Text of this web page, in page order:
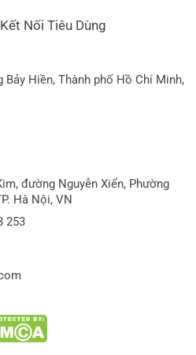
Nối Tiêu Dùng
Bảy Hiền, Thành phố Hồ Chí Minh,
đường Nguyễn Xiển, Phường
Hà Nội, VN
253